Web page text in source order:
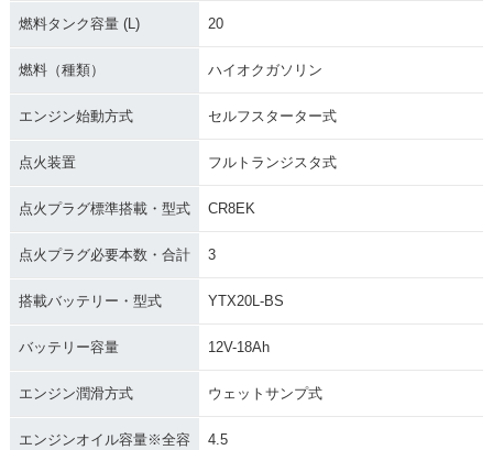
燃料タンク容量 (L) 20
燃料（種類） ハイオクガソリン
エンジン始動方式 セルフスターター式
点火装置 フルトランジスタ式
点火プラグ標準搭載・型式 CR8EK
点火プラグ必要本数・合計 3
搭載バッテリー・型式 YTX20L-BS
バッテリー容量 12V-18Ah
エンジン潤滑方式 ウェットサンプ式
エンジンオイル容量※全容
4.5